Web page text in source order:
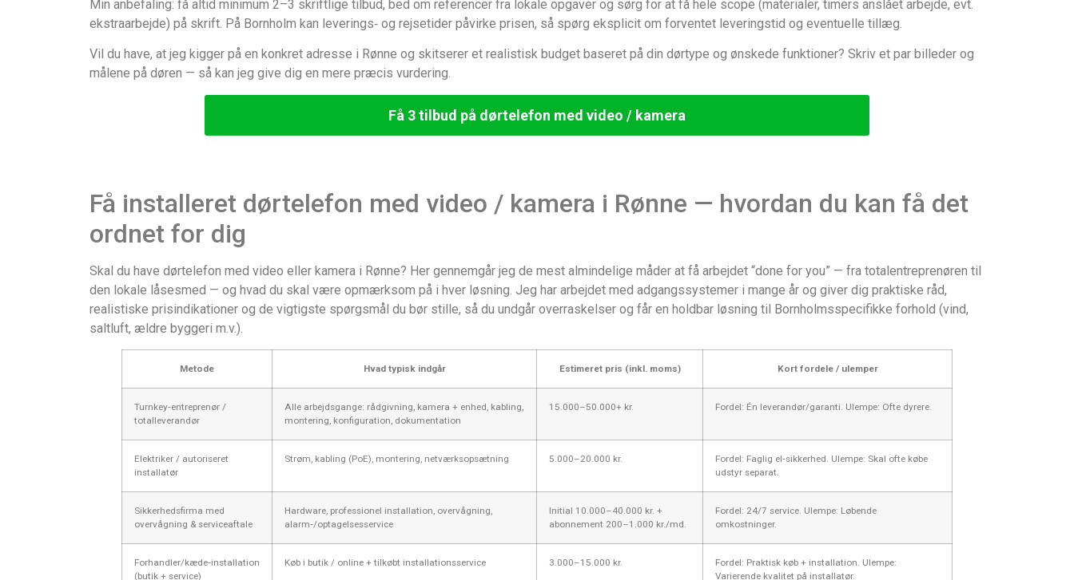
Min anbefaling: få altid minimum 2–3 skriftlige tilbud, bed om referencer fra lokale opgaver og sørg for at få hele scope (materialer, timers anslået arbejde, evt.
ekstraarbejde) på skrift. På Bornholm kan leverings‑ og rejsetider påvirke prisen, så spørg eksplicit om forventet leveringstid og eventuelle tillæg.
Vil du have, at jeg kigger på en konkret adresse i Rønne og skitserer et realistisk budget baseret på din dørtype og ønskede funktioner? Skriv et par billeder og
målene på døren — så kan jeg give dig en mere præcis vurdering.
Få 3 tilbud på dørtelefon med video / kamera
Få installeret dørtelefon med video / kamera i Rønne — hvordan du kan få det
ordnet for dig
Skal du have dørtelefon med video eller kamera i Rønne? Her gennemgår jeg de mest almindelige måder at få arbejdet “done for you” — fra totalentreprenøren til
den lokale låsesmed — og hvad du skal være opmærksom på i hver løsning. Jeg har arbejdet med adgangssystemer i mange år og giver dig praktiske råd,
realistiske prisindikationer og de vigtigste spørgsmål du bør stille, så du undgår overraskelser og får en holdbar løsning til Bornholmsspecifikke forhold (vind,
saltluft, ældre byggeri m.v.).
Metode Hvad typisk indgår Estimeret pris (inkl. moms) Kort fordele / ulemper
Turnkey‑entreprenør /
totalleverandør
Alle arbejdsgange: rådgivning, kamera + enhed, kabling,
montering, konfiguration, dokumentation
15.000–50.000+ kr. Fordel: Én leverandør/garanti. Ulempe: Ofte dyrere.
Elektriker / autoriseret
installatør
Strøm, kabling (PoE), montering, netværksopsætning 5.000–20.000 kr.
Fordel: Faglig el‑sikkerhed. Ulempe: Skal ofte købe
udstyr separat.
Sikkerhedsfirma med
overvågning & serviceaftale
Hardware, professionel installation, overvågning,
alarm‑/optagelsesservice
Initial 10.000–40.000 kr. +
abonnement 200–1.000 kr./md.
Fordel: 24/7 service. Ulempe: Løbende
omkostninger.
Forhandler/kæde‑installation
(butik + service)
Køb i butik / online + tilkøbt installationsservice 3.000–15.000 kr.
Fordel: Praktisk køb + installation. Ulempe:
Varierende kvalitet på installatør.